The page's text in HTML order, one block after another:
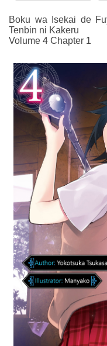
Font :
Titillium Web
A-
16
Boku wa Isekai de
Tenbin ni Kakeru
Volume 4 Chapter 1